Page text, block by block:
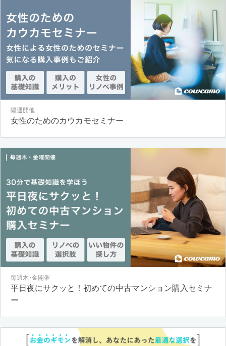
隔週開催
女性のためのカウカモセミナー
毎週木･金開催
平日夜にサクッと！初めての中古マンション購入セミナ
ー